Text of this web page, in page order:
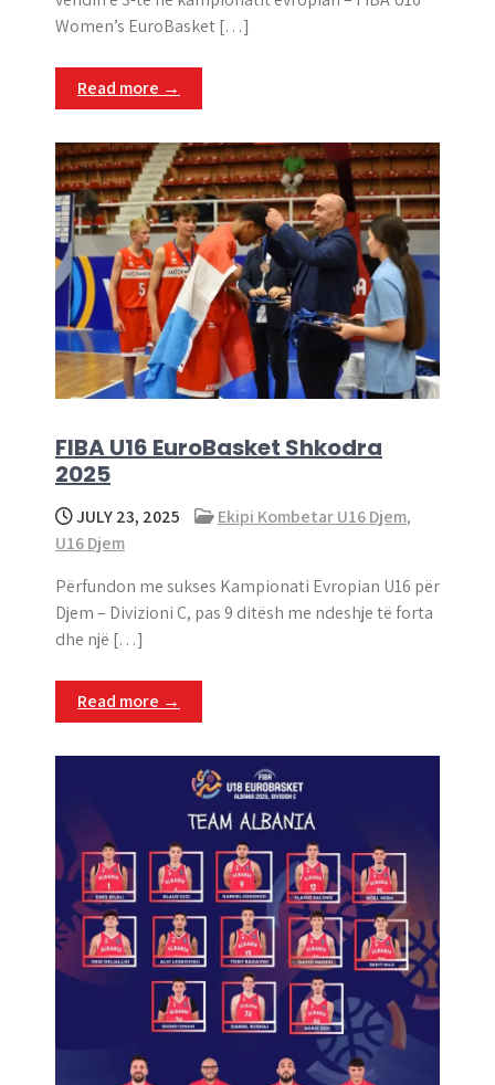
Women’s EuroBasket […]
Read more →
FIBA U16 EuroBasket Shkodra
2025
JULY 23, 2025 Ekipi Kombetar U16 Djem,
U16 Djem
Përfundon me sukses Kampionati Evropian U16 për
Djem – Divizioni C, pas 9 ditësh me ndeshje të forta
dhe një […]
Read more →